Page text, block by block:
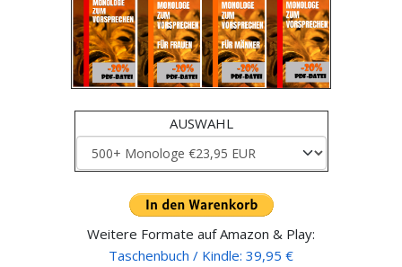
AUSWAHL
Weitere Formate auf Amazon & Play:
Taschenbuch / Kindle: 39,95 €